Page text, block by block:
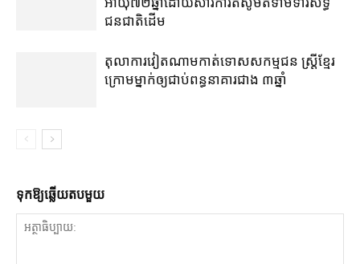
អាយុ​៧២​ឆ្នាំ​ដោយសារ​ការ​តស៊ូ​មតិ​ទាមទារ​សិទ្ធិ​
ជនជាតិ​ដើម
តុលាការ​វៀតណាម​កាត់​ទោស​សកម្មជន ស្ត្រី​ខ្មែរ
ក្រោម​ម្នាក់​ឲ្យ​ជាប់ពន្ធនាគារ​ជាង ៣​ឆ្នាំ​
ទុក​ឱ្យ​ឆ្លើយ​តប​មួយ